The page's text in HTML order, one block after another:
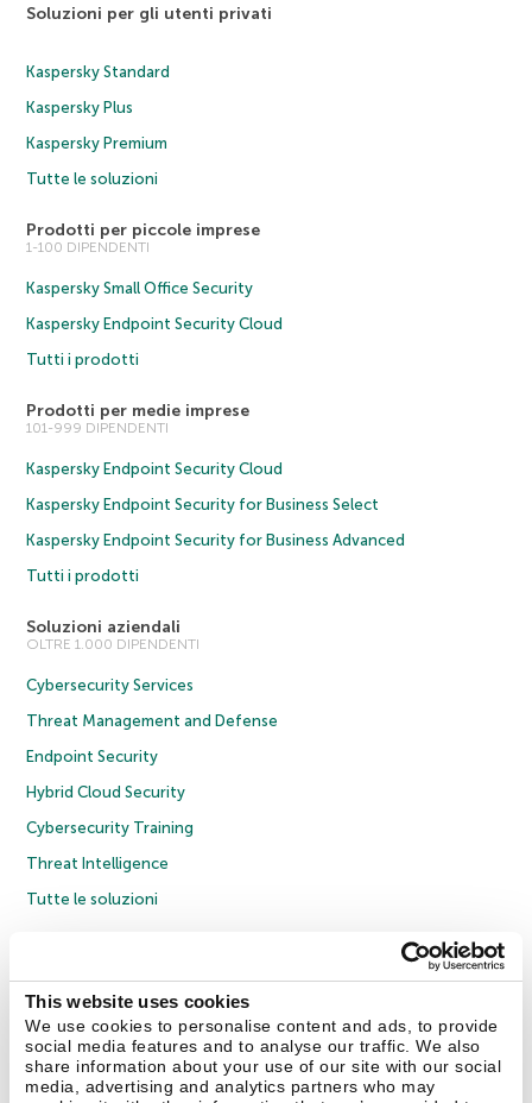
This website uses cookies
We use cookies to personalise content and ads, to provide
social media features and to analyse our traffic. We also
share information about your use of our site with our social
media, advertising and analytics partners who may
Soluzioni per gli utenti privati
Kaspersky Standard
Kaspersky Plus
Kaspersky Premium
Tutte le soluzioni
Prodotti per piccole imprese
1-100 DIPENDENTI
Kaspersky Small Office Security
Kaspersky Endpoint Security Cloud
Tutti i prodotti
Prodotti per medie imprese
101-999 DIPENDENTI
Kaspersky Endpoint Security Cloud
Kaspersky Endpoint Security for Business Select
Kaspersky Endpoint Security for Business Advanced
Tutti i prodotti
Soluzioni aziendali
OLTRE 1.000 DIPENDENTI
Cybersecurity Services
Threat Management and Defense
Endpoint Security
Hybrid Cloud Security
Cybersecurity Training
Threat Intelligence
Tutte le soluzioni
Informativa sulla privacy
Policy anticorruzione
Contratto di licenza B2C
Cookies
Contatti Chi siamo Partner Blog Centro risorse Comunicati stampa